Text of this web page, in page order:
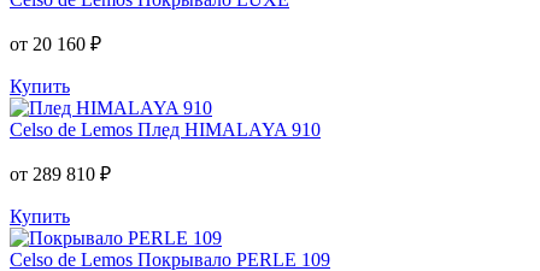
от 20 160 ₽
Купить
Celso de Lemos Плед HIMALAYA 910
от 289 810 ₽
Купить
Celso de Lemos Покрывало PERLE 109